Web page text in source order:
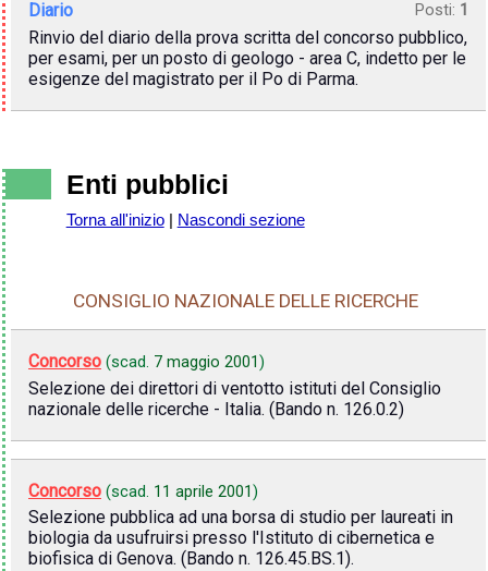
Diario Posti: 1
Rinvio del diario della prova scritta del concorso pubblico,
per esami, per un posto di geologo - area C, indetto per le
esigenze del magistrato per il Po di Parma.
Enti pubblici
Torna all'inizio| Nascondi sezione
CONSIGLIO NAZIONALE DELLE RICERCHE
Concorso (scad. 7 maggio 2001)
Selezione dei direttori di ventotto istituti del Consiglio
nazionale delle ricerche - Italia. (Bando n. 126.0.2)
Concorso (scad. 11 aprile 2001)
Selezione pubblica ad una borsa di studio per laureati in
biologia da usufruirsi presso l'Istituto di cibernetica e
biofisica di Genova. (Bando n. 126.45.BS.1).